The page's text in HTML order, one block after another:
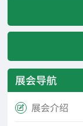
展会导航
 展会介绍